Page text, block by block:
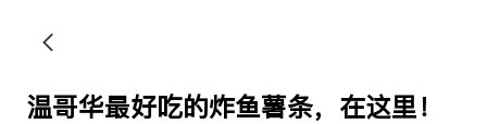
温哥华最好吃的炸鱼薯条，在这里！